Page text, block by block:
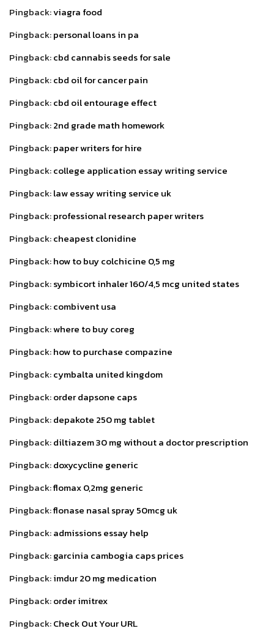
Pingback:viagra food
Pingback:personal loans in pa
Pingback:cbd cannabis seeds for sale
Pingback:cbd oil for cancer pain
Pingback:cbd oil entourage effect
Pingback:2nd grade math homework
Pingback:paper writers for hire
Pingback:college application essay writing service
Pingback:law essay writing service uk
Pingback:professional research paper writers
Pingback:cheapest clonidine
Pingback:how to buy colchicine 0,5 mg
Pingback:symbicort inhaler 160/4,5 mcg united states
Pingback:combivent usa
Pingback:where to buy coreg
Pingback:how to purchase compazine
Pingback:cymbalta united kingdom
Pingback:order dapsone caps
Pingback:depakote 250 mg tablet
Pingback:diltiazem 30 mg without a doctor prescription
Pingback:doxycycline generic
Pingback:flomax 0,2mg generic
Pingback:flonase nasal spray 50mcg uk
Pingback:admissions essay help
Pingback:garcinia cambogia caps prices
Pingback:imdur 20 mg medication
Pingback:order imitrex
Pingback:Check Out Your URL